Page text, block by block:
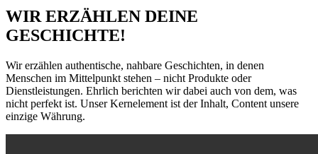
WIR ERZÄHLEN DEINE
GESCHICHTE!
Wir erzählen authentische, nahbare Geschichten, in denen
Menschen im Mittelpunkt stehen – nicht Produkte oder
Dienstleistungen. Ehrlich berichten wir dabei auch von dem, was
nicht perfekt ist. Unser Kernelement ist der Inhalt, Content unsere
einzige Währung.